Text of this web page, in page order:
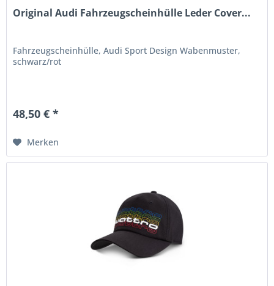
Original Audi Fahrzeugscheinhülle Leder Cover...
Fahrzeugscheinhülle, Audi Sport Design Wabenmuster,
schwarz/rot
48,50 € *
Merken